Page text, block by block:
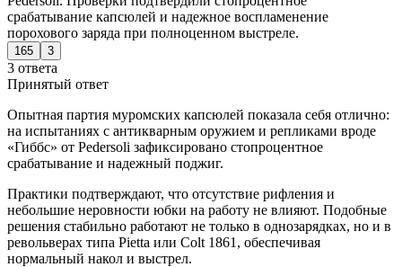
срабатывание капсюлей и надежное воспламенение
порохового заряда при полноценном выстреле.
165 3
3 ответа
Принятый ответ
Опытная партия муромских капсюлей показала себя отлично:
на испытаниях с антикварным оружием и репликами вроде
«Гиббс» от Pedersoli зафиксировано стопроцентное
срабатывание и надежный поджиг.
Практики подтверждают, что отсутствие рифления и
небольшие неровности юбки на работу не влияют. Подобные
решения стабильно работают не только в однозарядках, но и в
револьверах типа Pietta или Colt 1861, обеспечивая
нормальный накол и выстрел.